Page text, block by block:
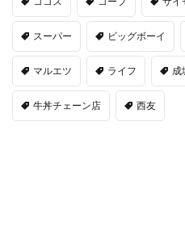
スーパー ビッグボーイ
マルエツ ライフ 成
牛丼チェーン店 西友